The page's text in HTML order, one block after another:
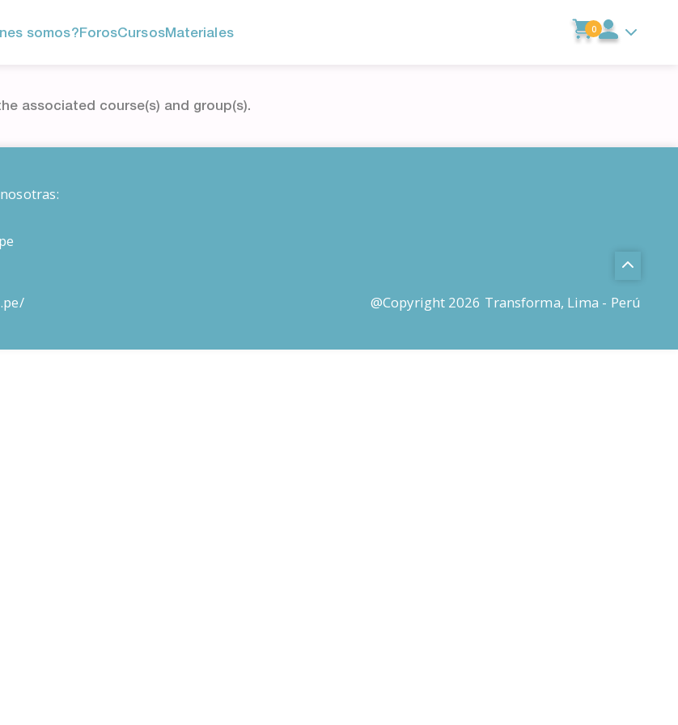
somos?ForosCursosMateriales 0
associated course(s) and group(s).
@Copyright 2026 Transforma, Lima - Perú